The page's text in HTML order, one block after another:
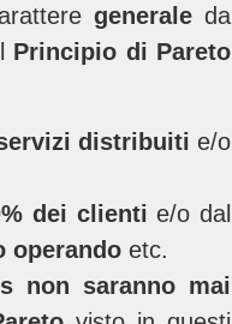
generaleda
Principio di Pareto
distribuiti e/o
dei clienti e/o dal
operando etc.
non saranno mai